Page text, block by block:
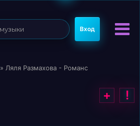
Вход
» Ляля Размахова - Романс
+ !